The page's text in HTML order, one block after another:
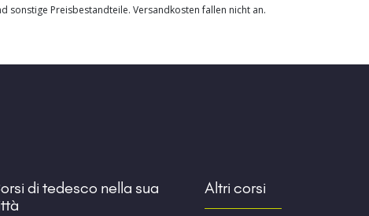
sonstige Preisbestandteile. Versandkosten fallen nicht an.
di tedesco nella sua
Altri corsi